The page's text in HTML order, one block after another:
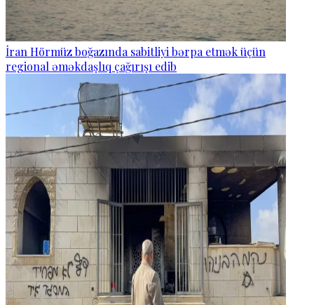
İran Hörmüz boğazında sabitliyi bərpa etmək üçün
regional əməkdaşlıq çağırışı edib